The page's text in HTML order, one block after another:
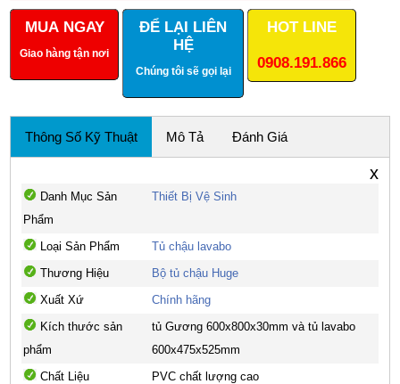
MUA NGAY
Giao hàng tận nơi
ĐỂ LẠI LIÊN
HỆ
Chúng tôi sẽ gọi lại
HOT LINE
0908.191.866
Thông Số Kỹ Thuật Mô Tả Đánh Giá
x
Danh Mục Sản
Phẩm
Thiết Bị Vệ Sinh
Loại Sản Phẩm
Tủ chậu lavabo
Thương Hiệu
Bộ tủ chậu Huge
Xuất Xứ
Chính hãng
Kích thước sản
phẩm
tủ Gương 600x800x30mm và tủ lavabo
600x475x525mm
Chất Liệu
PVC chất lượng cao